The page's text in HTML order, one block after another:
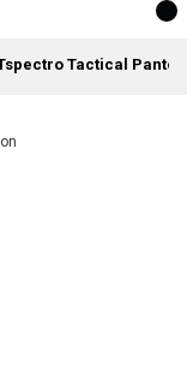
Tactical